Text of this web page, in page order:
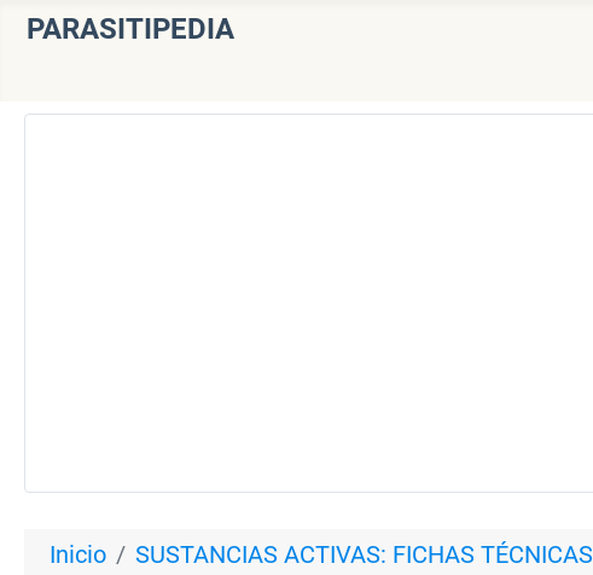
PARASITIPEDIA
Inicio SUSTANCIAS ACTIVAS: FICHAS TÉCNICAS